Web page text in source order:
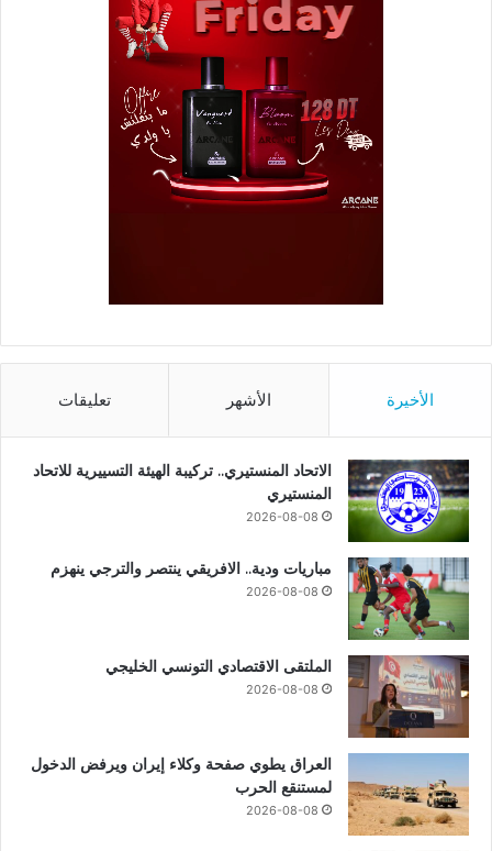
الأخيرة الأشهر تعليقات
الاتحاد المنستيري.. تركيبة الهيئة التسييرية للاتحاد
المنستيري
2026-08-08
مباريات ودية.. الافريقي ينتصر والترجي ينهزم
2026-08-08
الملتقى الاقتصادي التونسي الخليجي
2026-08-08
العراق يطوي صفحة وكلاء إيران ويرفض الدخول
لمستنقع الحرب
2026-08-08